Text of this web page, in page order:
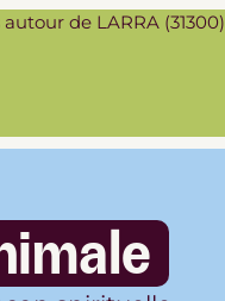
de LARRA (31300)